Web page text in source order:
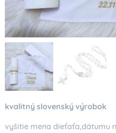
kvalitný slovenský výrobok
vyšitie mena dieťaťa,dátumu